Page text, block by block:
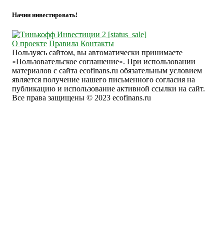
Начни инвестировать!
О проекте Правила Контакты
Пользуясь сайтом, вы автоматически принимаете
«Пользовательское соглашение». При использовании
материалов с сайта ecofinans.ru обязательным условием
является получение нашего письменного согласия на
публикацию и использование активной ссылки на сайт.
Все права защищены © 2023 ecofinans.ru